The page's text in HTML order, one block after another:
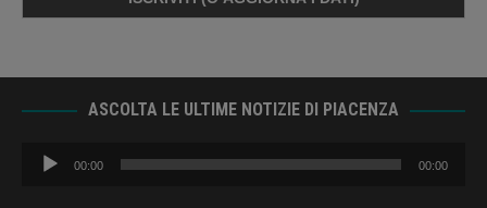
ASCOLTA LE ULTIME NOTIZIE DI PIACENZA
Audio
Player
00:00 00:00